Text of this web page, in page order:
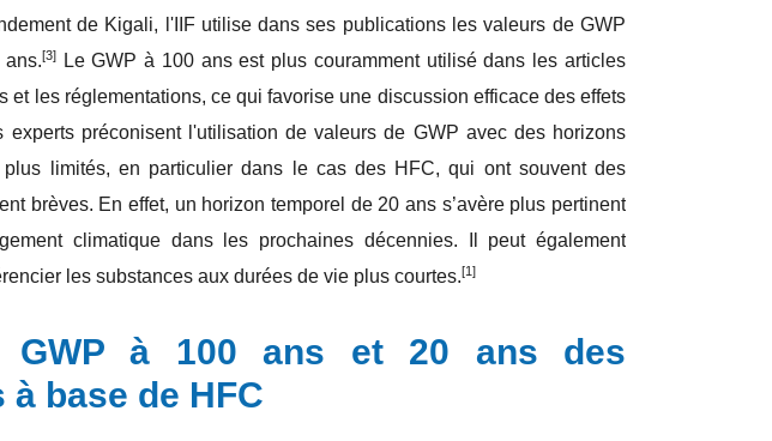
de Kigali, l'IIF utilise dans ses publications les valeurs de GWP
[3]Le GWP à 100 ans est plus couramment utilisé dans les articles
et les réglementations, ce qui favorise une discussion efficace des effets
experts préconisent l'utilisation de valeurs de GWP avec des horizons
plus limités, en particulier dans le cas des HFC, qui ont souvent des
brèves. En effet, un horizon temporel de 20 ans s’avère plus pertinent
climatique dans les prochaines décennies. Il peut également
les substances aux durées de vie plus courtes.[1]
GWP à 100 ans et 20 ans des
base de HFC